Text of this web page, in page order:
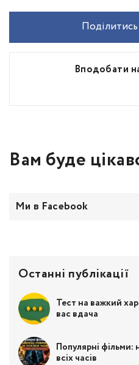
Вподобати
Вам буде
Ми в Facebook
Останні публікації
Тест на важкий
вас вдача
Популярні фільми:
всіх часів